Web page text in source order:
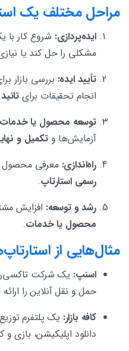
مراحل مختلف یک
ایده‌پردازی: شروع کار با
مشکلی را حل کند یا
تأیید ایده: بررسی بازار
انجام تحقیقات برای
توسعه محصول یا
آزمایش‌ها وتکمیل و
راه‌اندازی: معرفی محصول
رسمی استارتاپ.
رشد و توسعه: افزایش
محصول یا خدمات.
مثال‌هایی از
اسنپ: یک شرکت
حمل و نقل آنلاین را
کافه بازار: یک پلتفرم
دانلود اپلیکیشن، بازی